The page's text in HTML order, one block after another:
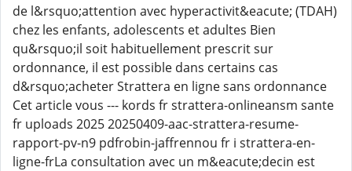
de l&rsquo;attention avec hyperactivit&eacute; (TDAH)
chez les enfants, adolescents et adultes Bien
qu&rsquo;il soit habituellement prescrit sur
ordonnance, il est possible dans certains cas
d&rsquo;acheter Strattera en ligne sans ordonnance
Cet article vous --- kords fr strattera-onlineansm sante
fr uploads 2025 20250409-aac-strattera-resume-
rapport-pv-n9 pdfrobin-jaffrennou fr i strattera-en-
ligne-frLa consultation avec un m&eacute;decin est